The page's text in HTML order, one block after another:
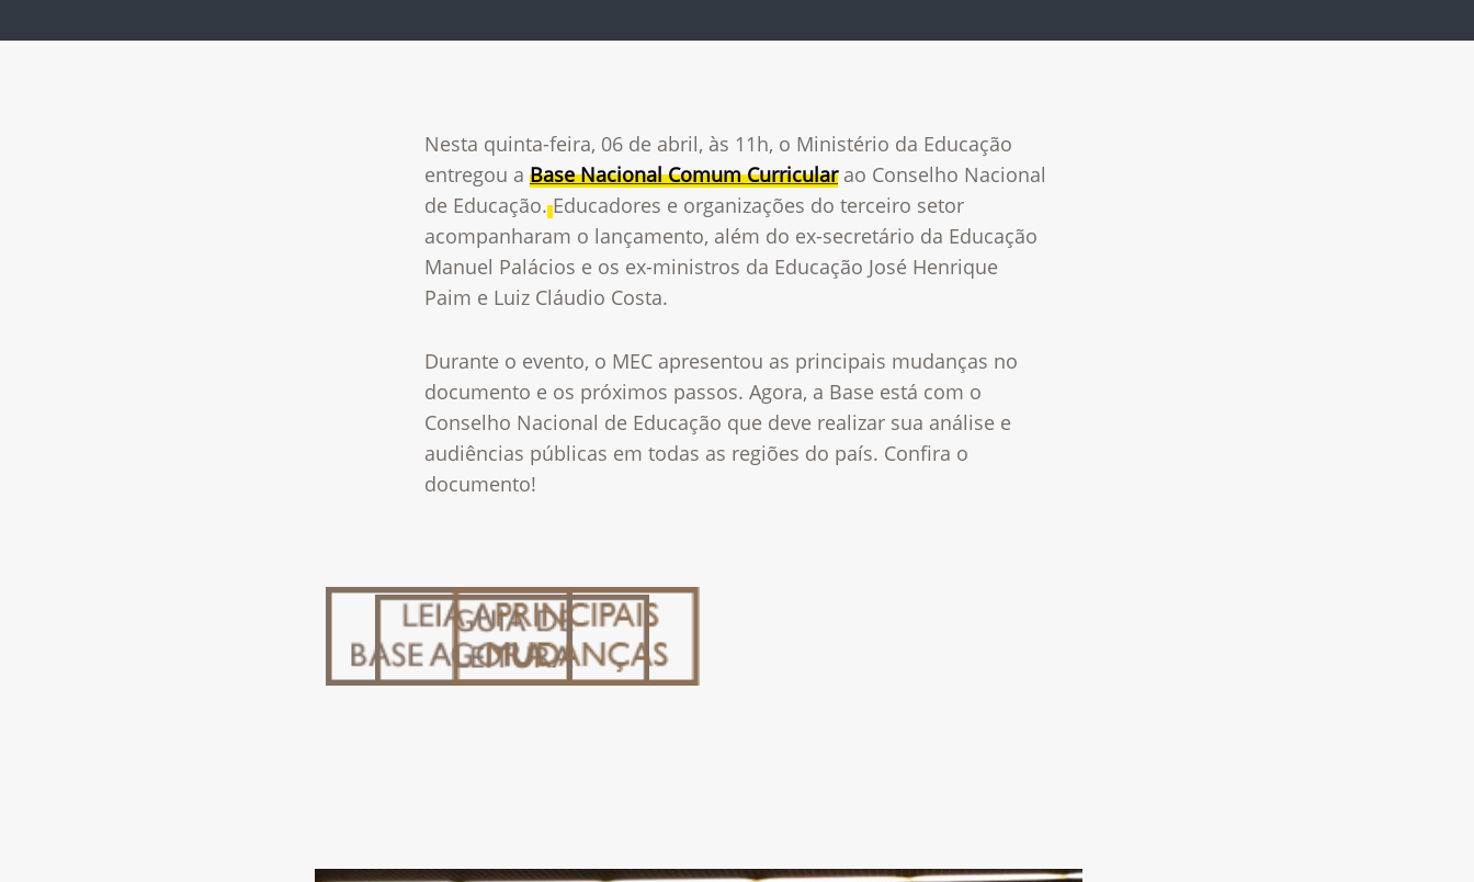
Nesta quinta-feira, 06 de abril, às 11h, o Ministério da Educação
entregou a Base Nacional Comum Curricularao Conselho Nacional
de Educação. Educadores e organizações do terceiro setor
acompanharam o lançamento, além do ex-secretário da Educação
Manuel Palácios e os ex-ministros da Educação José Henrique
Paim e Luiz Cláudio Costa.
Durante o evento, o MEC apresentou as principais mudanças no
documento e os próximos passos. Agora, a Base está com o
Conselho Nacional de Educação que deve realizar sua análise e
audiências públicas em todas as regiões do país. Confira o
documento!